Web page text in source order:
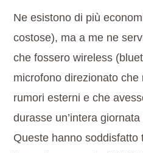
Ne esistono di più
costose), ma a me ne
che fossero wireless
microfono direzionato che
rumori esterni e che
durasse un’intera
Queste hanno soddisfatto